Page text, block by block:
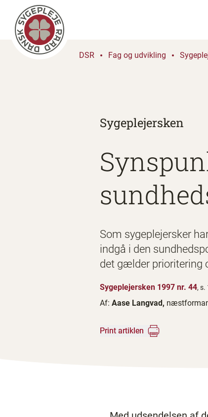
DSR Fag og udvikling
Sygeplejersken
Som sygeplejersker
indgå i den
det gælder prioritering
Sygeplejersken 1997 nr. 44, s.
Af: Aase Langvad,
Print artiklen